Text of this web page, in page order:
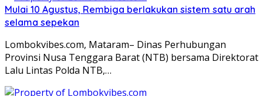
Mulai 10 Agustus, Rembiga berlakukan sistem satu arah
selama sepekan
Lombokvibes.com, Mataram– Dinas Perhubungan
Provinsi Nusa Tenggara Barat (NTB) bersama Direktorat
Lalu Lintas Polda NTB,…